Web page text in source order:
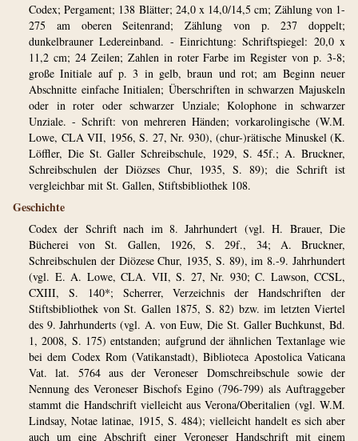
Codex; Pergament; 138 Blätter; 24,0 x 14,0/14,5 cm; Zählung von 1-
275 am oberen Seitenrand; Zählung von p. 237 doppelt;
dunkelbrauner Ledereinband. - Einrichtung: Schriftspiegel: 20,0 x
11,2 cm; 24 Zeilen; Zahlen in roter Farbe im Register von p. 3-8;
große Initiale auf p. 3 in gelb, braun und rot; am Beginn neuer
Abschnitte einfache Initialen; Überschriften in schwarzen Majuskeln
oder in roter oder schwarzer Unziale; Kolophone in schwarzer
Unziale. - Schrift: von mehreren Händen; vorkarolingische (W.M.
Lowe, CLA VII, 1956, S. 27, Nr. 930), (chur-)rätische Minuskel (K.
Löffler, Die St. Galler Schreibschule, 1929, S. 45f.; A. Bruckner,
Schreibschulen der Diözses Chur, 1935, S. 89); die Schrift ist
vergleichbar mit St. Gallen, Stiftsbibliothek 108.
Geschichte
Codex der Schrift nach im 8. Jahrhundert (vgl. H. Brauer, Die
Bücherei von St. Gallen, 1926, S. 29f., 34; A. Bruckner,
Schreibschulen der Diözese Chur, 1935, S. 89), im 8.-9. Jahrhundert
(vgl. E. A. Lowe, CLA. VII, S. 27, Nr. 930; C. Lawson, CCSL,
CXIII, S. 140*; Scherrer, Verzeichnis der Handschriften der
Stiftsbibliothek von St. Gallen 1875, S. 82) bzw. im letzten Viertel
des 9. Jahrhunderts (vgl. A. von Euw, Die St. Galler Buchkunst, Bd.
1, 2008, S. 175) entstanden; aufgrund der ähnlichen Textanlage wie
bei dem Codex Rom (Vatikanstadt), Biblioteca Apostolica Vaticana
Vat. lat. 5764 aus der Veroneser Domschreibschule sowie der
Nennung des Veroneser Bischofs Egino (796-799) als Auftraggeber
stammt die Handschrift vielleicht aus Verona/Oberitalien (vgl. W.M.
Lindsay, Notae latinae, 1915, S. 484); vielleicht handelt es sich aber
auch um eine Abschrift einer Veroneser Handschrift mit einem